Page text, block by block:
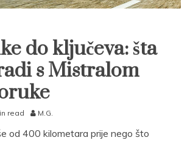
do ključeva: šta
s Mistralom
read M.G.
od 400 kilometara prije nego što